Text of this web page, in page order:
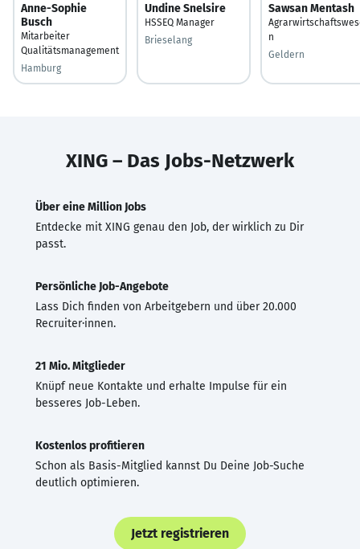
Anne-Sophie
Busch
Mitarbeiter
Qualitätsmanagement
Hamburg
Undine Snelsire
HSSEQ Manager
Brieselang
Sawsan Mentash
n
Geldern
XING – Das Jobs-Netzwerk
Über eine Million Jobs
Entdecke mit XING genau den Job, der wirklich zu Dir
passt.
Persönliche Job-Angebote
Lass Dich finden von Arbeitgebern und über 20.000
Recruiter·innen.
21 Mio. Mitglieder
Knüpf neue Kontakte und erhalte Impulse für ein
besseres Job-Leben.
Kostenlos profitieren
Schon als Basis-Mitglied kannst Du Deine Job-Suche
deutlich optimieren.
Jetzt registrieren